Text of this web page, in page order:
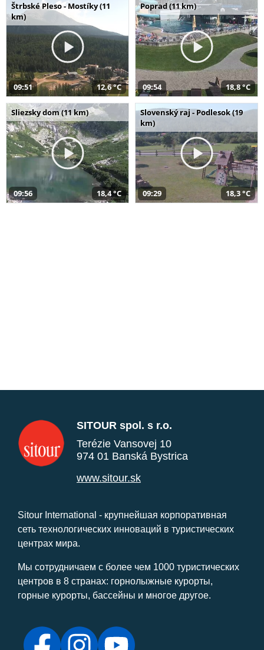
Štrbské Pleso - Mostíky (11
km)
09:51 12,6 °C
Poprad (11 km)
09:54 18,8 °C
Sliezsky dom (11 km)
09:56 18,4 °C
Slovenský raj - Podlesok (19
km)
09:29 18,3 °C
SITOUR spol. s r.o.
Terézie Vansovej 10
974 01 Banská Bystrica
www.sitour.sk
Sitour International - крупнейшая корпоративная
сеть технологических инноваций в туристических
центрах мира.
Мы сотрудничаем с более чем 1000 туристических
центров в 8 странах: горнолыжные курорты,
горные курорты, бассейны и многое другое.